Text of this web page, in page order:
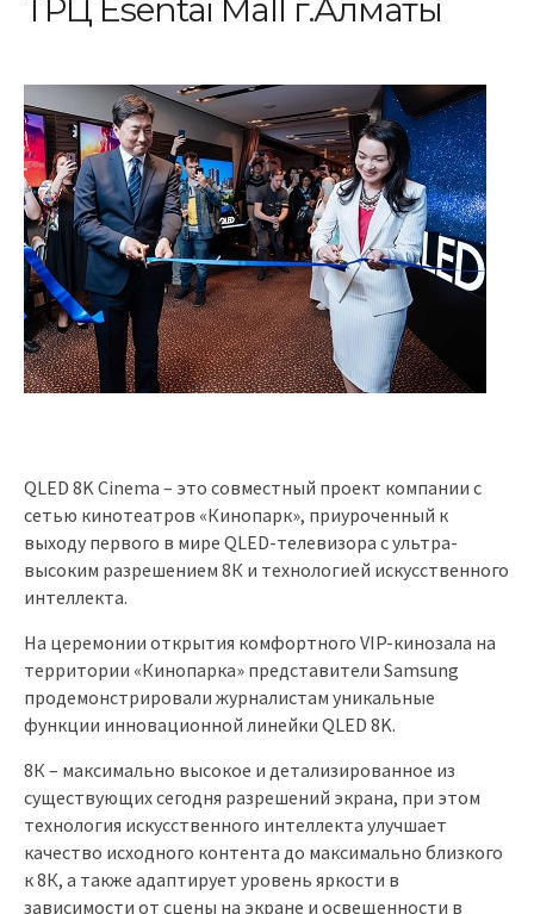
ТРЦ Esentai Mall г.Алматы
QLED 8K Cinema – это совместный проект компании с
сетью кинотеатров «Кинопарк», приуроченный к
выходу первого в мире QLED-телевизора с ультра-
высоким разрешением 8К и технологией искусственного
интеллекта.
На церемонии открытия комфортного VIP-кинозала на
территории «Кинопарка» представители Samsung
продемонстрировали журналистам уникальные
функции инновационной линейки QLED 8K.
8К – максимально высокое и детализированное из
существующих сегодня разрешений экрана, при этом
технология искусственного интеллекта улучшает
качество исходного контента до максимально близкого
к 8К, а также адаптирует уровень яркости в
зависимости от сцены на экране и освещенности в